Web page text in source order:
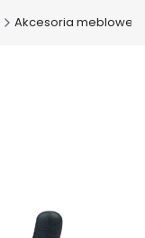
Akcesoria meblowe